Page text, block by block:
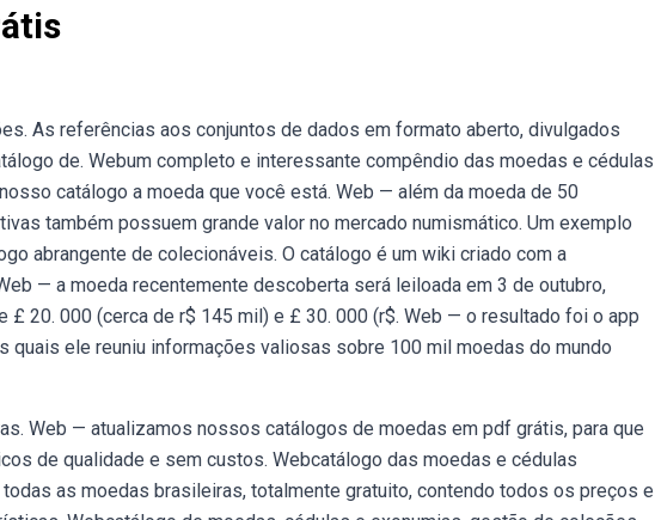
As referências aos conjuntos de dados em formato aberto, divulgados
de. Webum completo e interessante compêndio das moedas e cédulas
catálogo a moeda que você está. Web — além da moeda de 50
também possuem grande valor no mercado numismático. Um exemplo
abrangente de colecionáveis. O catálogo é um wiki criado com a
— a moeda recentemente descoberta será leiloada em 3 de outubro,
20. 000 (cerca de r$ 145 mil) e £ 30. 000 (r$. Web — o resultado foi o app
quais ele reuniu informações valiosas sobre 100 mil moedas do mundo
Web — atualizamos nossos catálogos de moedas em pdf grátis, para que
de qualidade e sem custos. Webcatálogo das moedas e cédulas
as moedas brasileiras, totalmente gratuito, contendo todos os preços e